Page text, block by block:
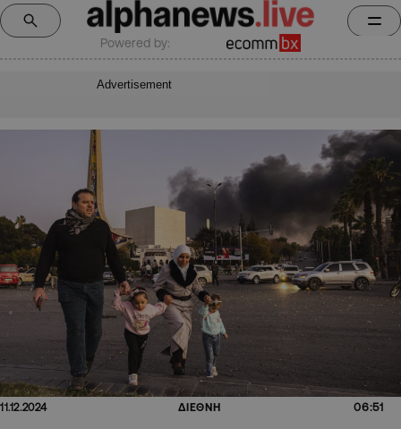
Powered by:
Advertisement
11.12.2024 ΔΙΕΘΝΗ 06:51